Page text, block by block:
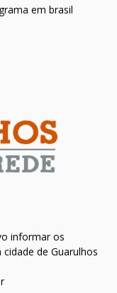
em brasil
informar os
de Guarulhos